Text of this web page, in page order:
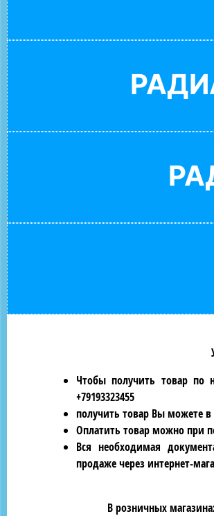
Чтобы получить товар по
+79193323455
получить товар Вы можете
Оплатить товар можно при
Вся необходимая
продаже через интернет-
В розничных